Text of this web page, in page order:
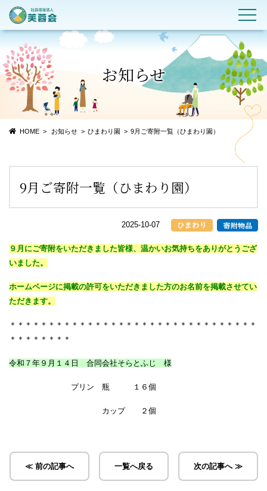
お知らせ
HOME お知らせ ひまわり園 9月ご寄附一覧（ひまわり園）
9月ご寄附一覧（ひまわり園）
2025-10-07
９月にご寄附をいただきました皆様、温かいお気持ちをありがとうござ
いました。
ホームページに掲載の許可をいただきました方のお名前を掲載させてい
ただきます。
＊＊＊＊＊＊＊＊＊＊＊＊＊＊＊＊＊＊＊＊＊＊＊＊＊＊＊＊＊＊＊＊
＊＊＊＊＊＊＊＊
令和７年９月１４日 合同会社そらとふじ 様
プリン 瓶 １６個
カップ ２個
≪ 前の記事へ 一覧へ戻る 次の記事へ ≫